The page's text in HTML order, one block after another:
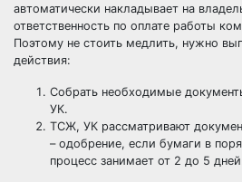
автоматически накладывает на
ответственность по оплате работы
Поэтому не стоить медлить, нужно
действия:
Собрать необходимые
УК.
ТСЖ, УК рассматривают
– одобрение, если бумаги в
процесс занимает от 2 до 5